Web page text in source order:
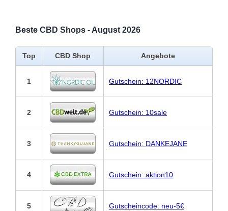
Beste CBD Shops - August 2026
Top CBD Shop Angebote
1 Gutschein: 12NORDIC
2 Gutschein: 10sale
3 Gutschein: DANKEJANE
4 Gutschein: aktion10
5 Gutscheincode: neu-5€